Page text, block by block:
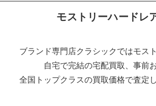
モストリーハードレ
ブランド専門店クラシックではモス
自宅で完結の宅配買取、事前
全国トップクラスの買取価格で査定